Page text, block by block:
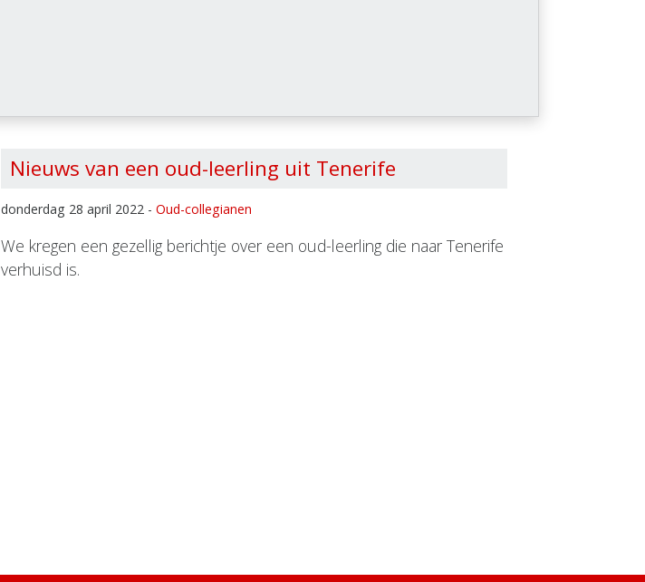
Nieuws van een oud-leerling uit Tenerife
donderdag 28 april 2022 -Oud-collegianen
We kregen een gezellig berichtje over een oud-leerling die naar Tenerife
verhuisd is.